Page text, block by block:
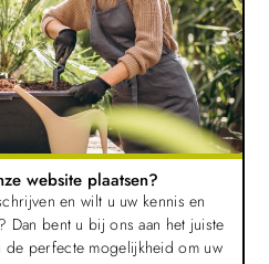
website plaatsen?
en wilt u uw kennis en
Dan bent u bij ons aan het juiste
de perfecte mogelijkheid om uw